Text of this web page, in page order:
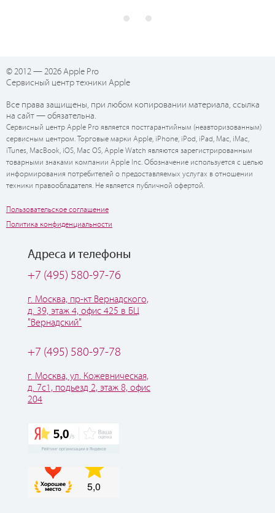
© 2012 — 2026 Apple Pro
Сервисный центр техники Apple
Все права защищены, при любом копировании материала, ссылка
на сайт — обязательна.
Сервисный центр Apple Pro является постгарантийным (неавторизованным)
сервисным центром. Торговые марки Apple, iPhone, iPod, iPad, Mac, iMac,
iTunes, MacBook, iOS, Mac OS, Apple Watch являются зарегистрированным
товарными знаками компании Apple Inc. Обозначение используется с целью
информирования потребителей о предоставляемых услугах в отношении
техники правообладателя. Не является публичной офертой.
Пользовательское соглашение
Политика конфиденциальности
Адреса и телефоны
+7 (495) 580-97-76
г. Москва, пр-кт Вернадского,
д. 39, этаж 4, офис 425 в БЦ
"Вернадский"
+7 (495) 580-97-78
г. Москва, ул. Кожевническая,
д. 7с1, подьезд 2, этаж 8, офис
204